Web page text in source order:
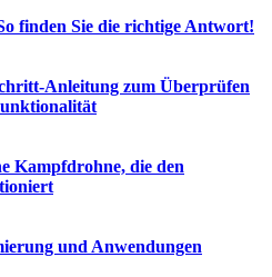
finden Sie die richtige Antwort!
Anleitung zum Überprüfen
Kampfdrohne, die den
und Anwendungen